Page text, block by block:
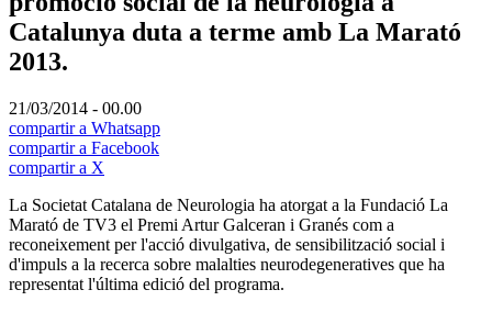
Catalunya duta a terme amb La Marató
2013.
21/03/2014 - 00.00
compartir a Whatsapp
compartir a Facebook
compartir a X
La Societat Catalana de Neurologia ha atorgat a la Fundació La
Marató de TV3 el Premi Artur Galceran i Granés com a
reconeixement per l'acció divulgativa, de sensibilització social i
d'impuls a la recerca sobre malalties neurodegeneratives que ha
representat l'última edició del programa.